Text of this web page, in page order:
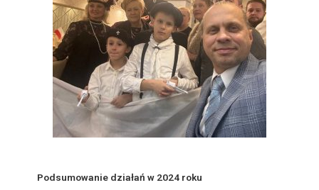
Podsumowanie działań w 2024 roku